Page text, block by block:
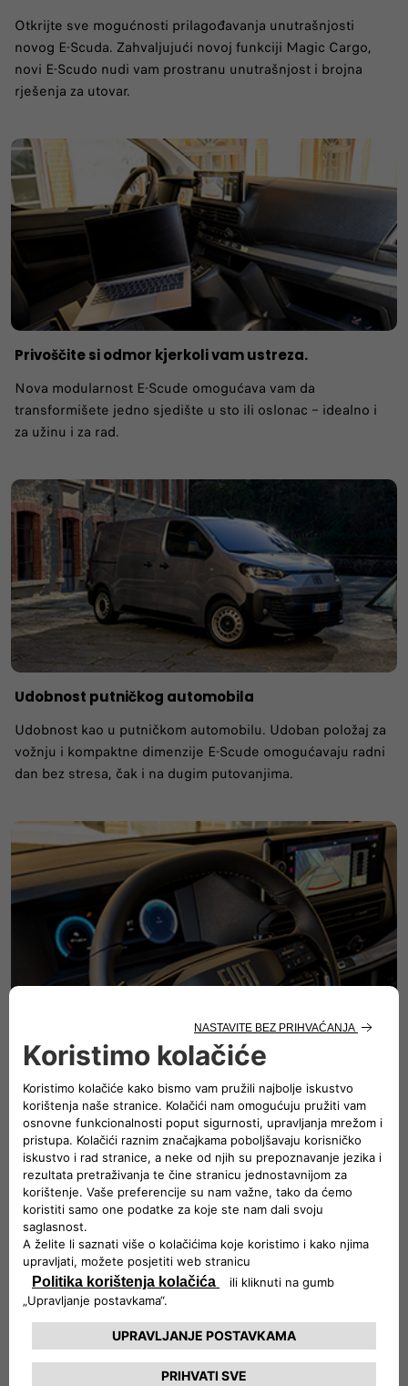
Otkrijte sve mogućnosti prilagođavanja unutrašnjosti
novog E-Scuda. ​​Zahvaljujući novoj funkciji Magic Cargo,
novi E-Scudo nudi vam prostranu unutrašnjost i brojna
rješenja za utovar.
Privoščite si odmor kjerkoli vam ustreza.
Nova modularnost E-Scude omogućava vam da
transformišete jedno sjedište u sto ili oslonac – idealno i
za užinu i za rad.
Udobnost putničkog automobila
Udobnost kao u putničkom automobilu. Udoban položaj za
vožnju i kompaktne dimenzije E-Scude omogućavaju radni
dan bez stresa, čak i na dugim putovanjima.
Tehnologija i povezanost
Novi Fiat Professional E-Scudo opremljen je novim
funkcijama povezivanja i informacionih sistema koje su
vam neophodne i pomažu vam da bolje upravljate
svakodnevnim izazovima vašeg posla.